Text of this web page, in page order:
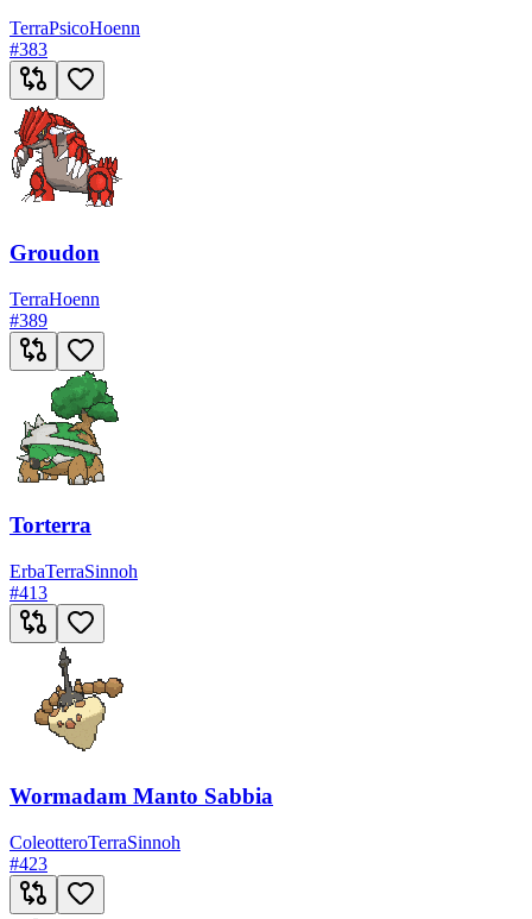
TerraPsicoHoenn
#383
Groudon
TerraHoenn
#389
Torterra
ErbaTerraSinnoh
#413
Wormadam Manto Sabbia
ColeotteroTerraSinnoh
#423